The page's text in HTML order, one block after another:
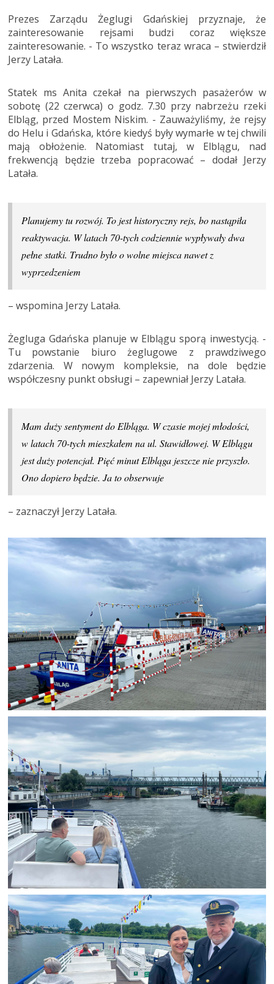
Prezes Zarządu Żeglugi Gdańskiej przyznaje, że
zainteresowanie rejsami budzi coraz większe
zainteresowanie. - To wszystko teraz wraca – stwierdził
Jerzy Latała.
Statek ms Anita czekał na pierwszych pasażerów w
sobotę (22 czerwca) o godz. 7.30 przy nabrzeżu rzeki
Elbląg, przed Mostem Niskim. - Zauważyliśmy, że rejsy
do Helu i Gdańska, które kiedyś były wymarłe w tej chwili
mają obłożenie. Natomiast tutaj, w Elblągu, nad
frekwencją będzie trzeba popracować – dodał Jerzy
Latała.
Planujemy tu rozwój. To jest historyczny rejs, bo nastąpiła
reaktywacja. W latach 70-tych codziennie wypływały dwa
pełne statki. Trudno było o wolne miejsca nawet z
wyprzedzeniem
– wspomina Jerzy Latała.
Żegluga Gdańska planuje w Elblągu sporą inwestycją. -
Tu powstanie biuro żeglugowe z prawdziwego
zdarzenia. W nowym kompleksie, na dole będzie
współczesny punkt obsługi – zapewniał Jerzy Latała.
Mam duży sentyment do Elbląga. W czasie mojej młodości,
w latach 70-tych mieszkałem na ul. Stawidłowej. W Elblągu
jest duży potencjał. Pięć minut Elbląga jeszcze nie przyszło.
Ono dopiero będzie. Ja to obserwuje
– zaznaczył Jerzy Latała.